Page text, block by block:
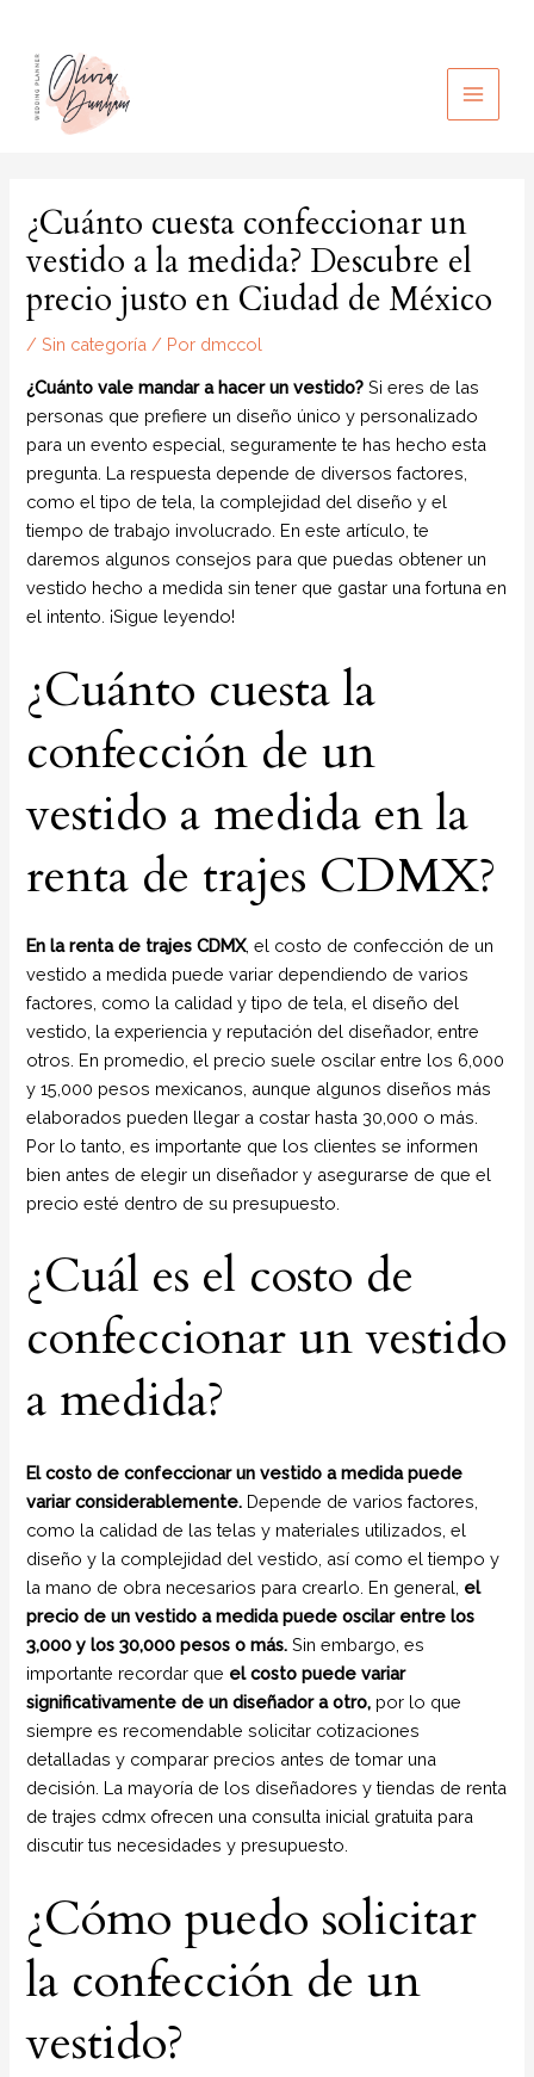
contenido
MAIN
¿Cuánto cuesta confeccionar un
vestido a la medida? Descubre el
precio justo en Ciudad de México
/Sin categoría / Por dmccol
¿Cuánto vale mandar a hacer un vestido? Si eres de las
personas que prefiere un diseño único y personalizado
para un evento especial, seguramente te has hecho esta
pregunta. La respuesta depende de diversos factores,
como el tipo de tela, la complejidad del diseño y el
tiempo de trabajo involucrado. En este artículo, te
daremos algunos consejos para que puedas obtener un
vestido hecho a medida sin tener que gastar una fortuna en
el intento. ¡Sigue leyendo!
¿Cuánto cuesta la
confección de un
vestido a medida en la
renta de trajes CDMX?
En la renta de trajes CDMX, el costo de confección de un
vestido a medida puede variar dependiendo de varios
factores, como la calidad y tipo de tela, el diseño del
vestido, la experiencia y reputación del diseñador, entre
otros. En promedio, el precio suele oscilar entre los 6,000
y 15,000 pesos mexicanos, aunque algunos diseños más
elaborados pueden llegar a costar hasta 30,000 o más.
Por lo tanto, es importante que los clientes se informen
bien antes de elegir un diseñador y asegurarse de que el
precio esté dentro de su presupuesto.
¿Cuál es el costo de
confeccionar un vestido
a medida?
El costo de confeccionar un vestido a medida puede
variar considerablemente. Depende de varios factores,
como la calidad de las telas y materiales utilizados, el
diseño y la complejidad del vestido, así como el tiempo y
la mano de obra necesarios para crearlo. En general, el
precio de un vestido a medida puede oscilar entre los
3,000 y los 30,000 pesos o más. Sin embargo, es
importante recordar que el costo puede variar
significativamente de un diseñador a otro, por lo que
siempre es recomendable solicitar cotizaciones
detalladas y comparar precios antes de tomar una
decisión. La mayoría de los diseñadores y tiendas de renta
de trajes cdmx ofrecen una consulta inicial gratuita para
discutir tus necesidades y presupuesto.
¿Cómo puedo solicitar
la confección de un
vestido?